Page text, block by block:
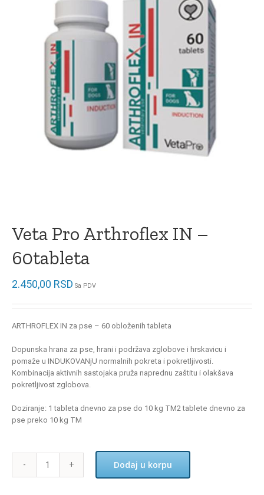
Veta Pro Arthroflex IN –
60tableta
2.450,00 RSD Sa PDV
ARTHROFLEX IN za pse – 60 obloženih tableta
Dopunska hrana za pse, hrani i podržava zglobove i hrskavicu i
pomaže u INDUKOVANjU normalnih pokreta i pokretljivosti.
Kombinacija aktivnih sastojaka pruža naprednu zaštitu i olakšava
pokretljivost zglobova.
Doziranje: 1 tableta dnevno za pse do 10 kg TM2 tablete dnevno za
pse preko 10 kg TM
Veta
Dodaj u korpu